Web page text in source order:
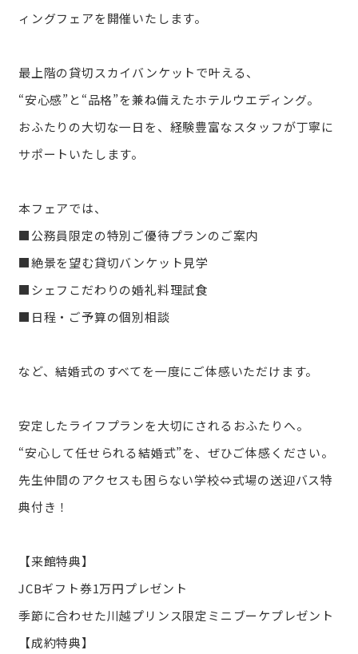
ィングフェアを開催いたします。
最上階の貸切スカイバンケットで叶える、
“安心感”と“品格”を兼ね備えたホテルウエディング。
おふたりの大切な一日を、経験豊富なスタッフが丁寧に
サポートいたします。
本フェアでは、
■公務員限定の特別ご優待プランのご案内
■絶景を望む貸切バンケット見学
■シェフこだわりの婚礼料理試食
■日程・ご予算の個別相談
など、結婚式のすべてを一度にご体感いただけます。
安定したライフプランを大切にされるおふたりへ。
“安心して任せられる結婚式”を、ぜひご体感ください。
先生仲間のアクセスも困らない学校⇔式場の送迎バス特
典付き！
【来館特典】
JCBギフト券1万円プレゼント
季節に合わせた川越プリンス限定ミニブーケプレゼント
【成約特典】